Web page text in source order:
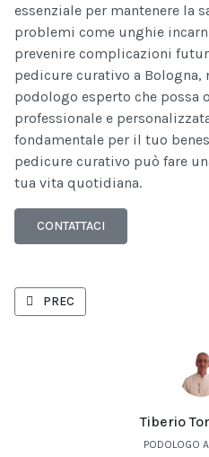
Tiberio
PODOLOGO
essenziale per mantenere la
problemi come unghie
prevenire complicazioni
pedicure curativo a Bologna,
podologo esperto che possa
professionale e
fondamentale per il tuo
pedicure curativo può fare
tua vita quotidiana.
CONTATTACI
ARTICOLO PRECEDENTE:
PREC